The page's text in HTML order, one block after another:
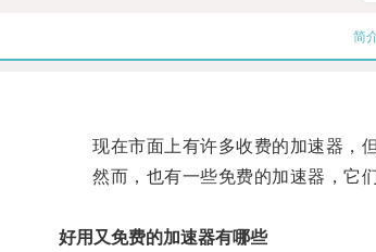
简
现在市面上有许多收费的加速器，但
然而，也有一些免费的加速器，它们
好用又免费的加速器有哪些